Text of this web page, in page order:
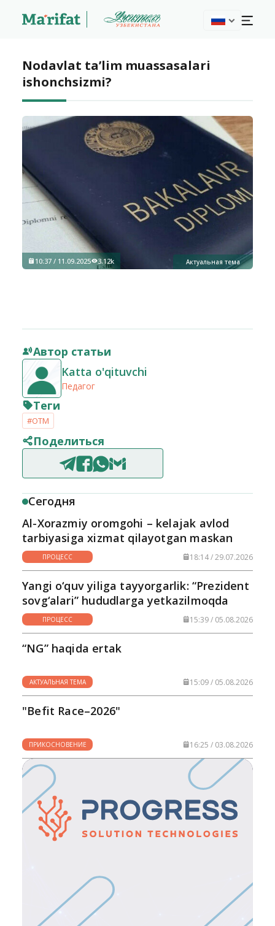
Nodavlat ta’lim muassasalari
ishonchsizmi?
Актуальная тема
10:37 / 11.09.2025 3.12k
Автор статьи
Katta o'qituvchi
Педагог
Теги
#OTM
Поделиться
Сегодня
Al-Xorazmiy oromgohi – kelajak avlod
tarbiyasiga xizmat qilayotgan maskan
ПРОЦЕСС 18:14 / 29.07.2026
Yangi o‘quv yiliga tayyorgarlik: “Prezident
sovg‘alari” hududlarga yetkazilmoqda
ПРОЦЕСС 15:39 / 05.08.2026
“NG” haqida ertak
АКТУАЛЬНАЯ ТЕМА 15:09 / 05.08.2026
"Befit Race–2026"
ПРИКОСНОВЕНИЕ 16:25 / 03.08.2026